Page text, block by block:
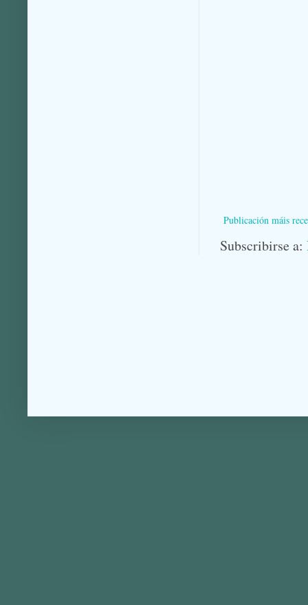
Publicación máis
Subscribirse a: